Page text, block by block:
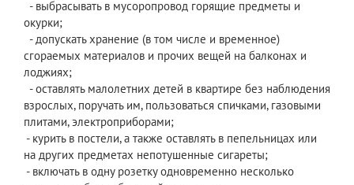
- выбрасывать в мусоропровод горящие предметы и
окурки;
- допускать хранение (в том числе и временное)
сгораемых материалов и прочих вещей на балконах и
лоджиях;
- оставлять малолетних детей в квартире без наблюдения
взрослых, поручать им, пользоваться спичками, газовыми
плитами, электроприборами;
- курить в постели, а также оставлять в пепельницах или
на других предметах непотушенные сигареты;
- включать в одну розетку одновременно несколько